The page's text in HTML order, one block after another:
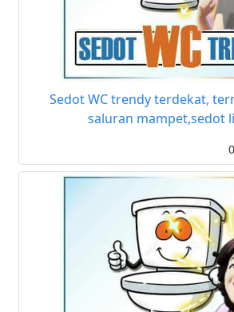
Sedot WC trendy terdekat,
saluran mampet,sedot